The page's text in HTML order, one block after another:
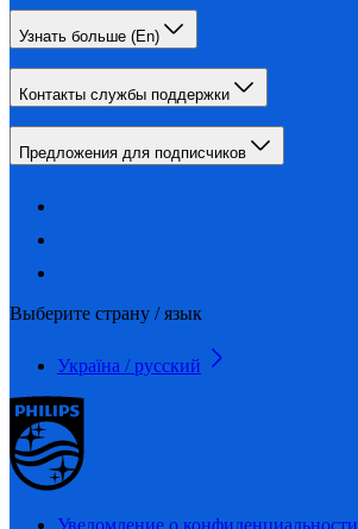
Узнать больше (En)
Контакты службы поддержки
Предложения для подписчиков
Выберите страну / язык
Україна / русский
Уведомление о конфиденциальности